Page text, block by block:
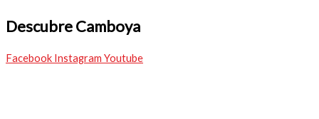
Descubre Camboya
Facebook Instagram Youtube